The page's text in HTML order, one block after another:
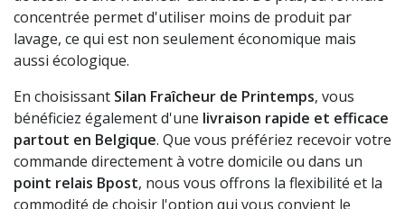
concentrée permet d'utiliser moins de produit par
lavage, ce qui est non seulement économique mais
aussi écologique.
En choisissant Silan Fraîcheur de Printemps, vous
bénéficiez également d'une livraison rapide et efficace
partout en Belgique. Que vous préfériez recevoir votre
commande directement à votre domicile ou dans un
point relais Bpost, nous vous offrons la flexibilité et la
commodité de choisir l'option qui vous convient le